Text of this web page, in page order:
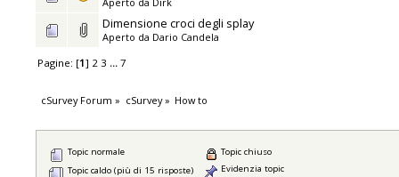
Dimensione croci degli splay
Aperto da Dario Candela
Pagine: [1] 2 3 ...7
cSurvey Forum » cSurvey» How to
Topic normale
Topic caldo (più di 15 risposte)
Topic chiuso
Evidenzia topic